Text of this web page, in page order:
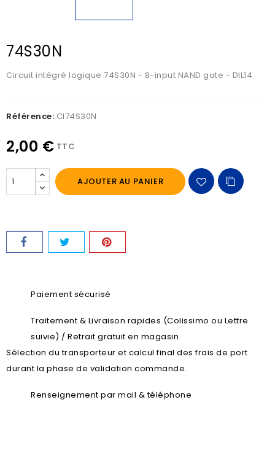
74S30N
Circuit intégré logique 74S30N - 8-input NAND gate - DIL14
Référence: CI74S30N
2,00 € TTC
AJOUTER AU PANIER
Paiement sécurisé
Traitement & Livraison rapides (Colissimo ou Lettre
suivie) / Retrait gratuit en magasin
Sélection du transporteur et calcul final des frais de port
durant la phase de validation commande.
Renseignement par mail & téléphone